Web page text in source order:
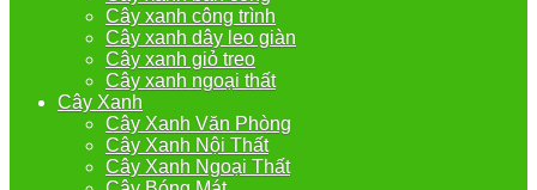
Cây xanh công trình
Cây xanh dây leo giàn
Cây xanh giỏ treo
Cây xanh ngoại thất
Cây Xanh
Cây Xanh Văn Phòng
Cây Xanh Nội Thất
Cây Xanh Ngoại Thất